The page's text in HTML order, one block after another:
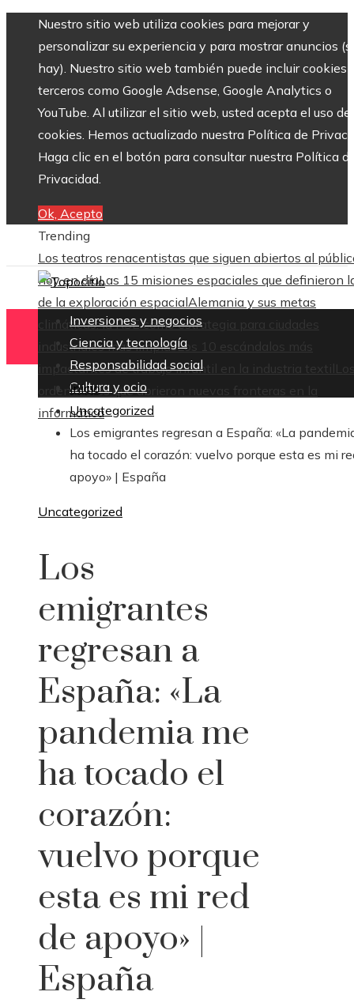
Nuestro sitio web utiliza cookies para mejorar y
personalizar su experiencia y para mostrar anuncios
hay). Nuestro sitio web también puede incluir cookies
terceros como Google Adsense, Google Analytics o
YouTube. Al utilizar el sitio web, usted acepta el uso de
cookies. Hemos actualizado nuestra Política de
Haga clic en el botón para consultar nuestra Política
Privacidad.
Ok, Acepto
Trending
Los teatros renacentistas que siguen abiertos al
hoy en díaLas 15 misiones espaciales que definieron
de la exploración espacialAlemania y sus metas
climáticas: la RSE como estrategia para ciudades
industriales más limpiasLos 10 escándalos más
impactantes de trabajo infantil en la industria textil
ordenadores que abrieron nuevas fronteras en la
informática
Inversiones y negocios
Ciencia y tecnología
Responsabilidad social
Cultura y ocio
Inicio
Uncategorized
Los emigrantes regresan a España: «La
ha tocado el corazón: vuelvo porque esta es mi
apoyo» | España
Uncategorized
Los
emigrantes
regresan a
España: «La
pandemia me
ha tocado el
corazón:
vuelvo porque
esta es mi red
de apoyo» |
España